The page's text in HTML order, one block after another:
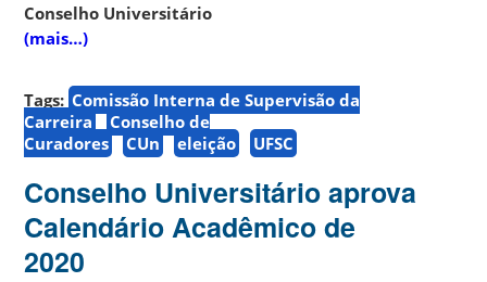
Conselho Universitário
(mais…)
Tags: Comissão Interna de Supervisão da
Carreira
Conselho de
Curadores
CUn eleição UFSC
Conselho Universitário aprova
Calendário Acadêmico de
2020